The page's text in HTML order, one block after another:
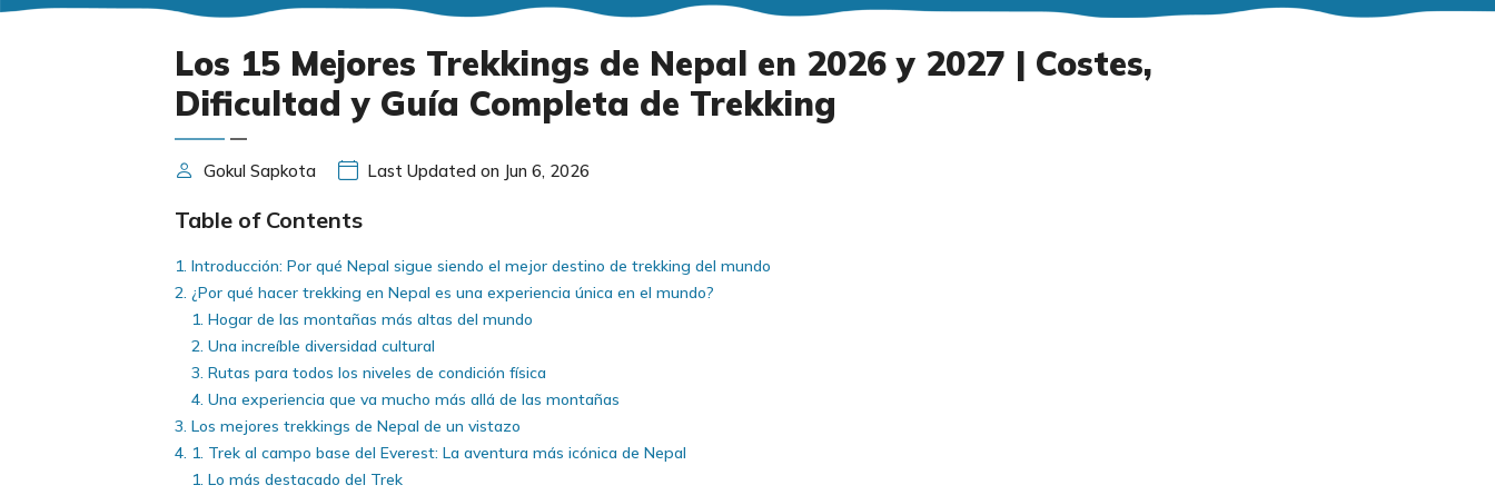
Los 15 Mejores Trekkings de Nepal en 2026 y 2027 | Costes,
Dificultad y Guía Completa de Trekking
Gokul Sapkota Last Updated on Jun 6, 2026
Table of Contents
Introducción: Por qué Nepal sigue siendo el mejor destino de trekking del mundo
¿Por qué hacer trekking en Nepal es una experiencia única en el mundo?
Hogar de las montañas más altas del mundo
Una increíble diversidad cultural
Rutas para todos los niveles de condición física
Una experiencia que va mucho más allá de las montañas
Los mejores trekkings de Nepal de un vistazo
1. Trek al campo base del Everest: La aventura más icónica de Nepal
Lo más destacado del Trek